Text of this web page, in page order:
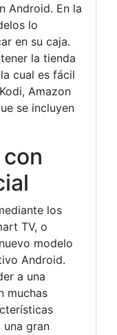
Android. En la
lo
en su caja.
la tienda
cual es fácil
Amazon
se incluyen
los
TV, o
modelo
Android.
a una
muchas
una gran